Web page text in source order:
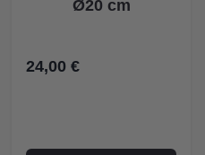
Ø20 cm
24,00 €